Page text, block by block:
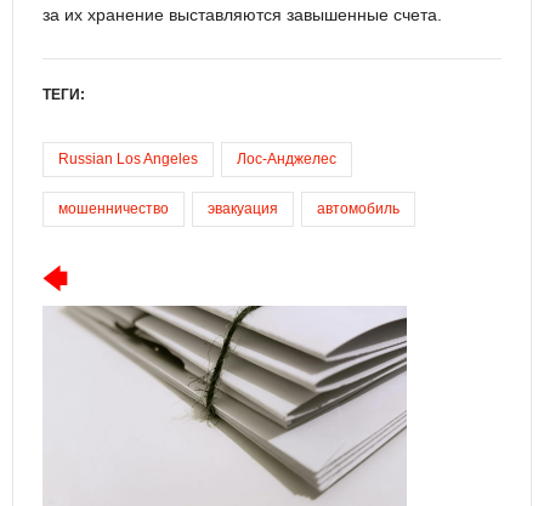
за их хранение выставляются завышенные счета.
ТЕГИ:
Russian Los Angeles Лос-Анджелес
мошенничество эвакуация автомобиль